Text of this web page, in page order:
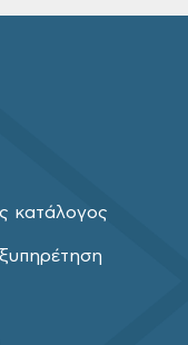
κατάλογος